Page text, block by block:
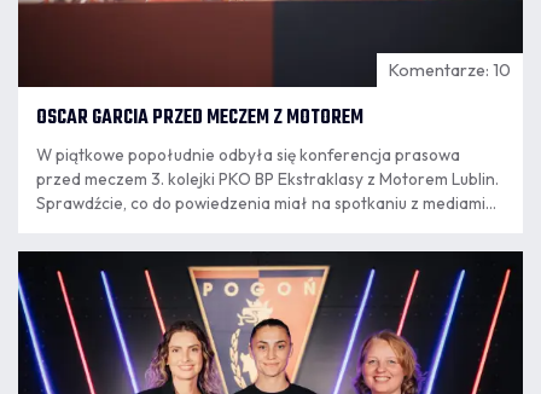
Komentarze: 10
OSCAR GARCIA PRZED MECZEM Z MOTOREM
W piątkowe popołudnie odbyła się konferencja prasowa
przed meczem 3. kolejki PKO BP Ekstraklasy z Motorem Lublin.
Sprawdźcie, co do powiedzenia miał na spotkaniu z mediami
07.08
16:30